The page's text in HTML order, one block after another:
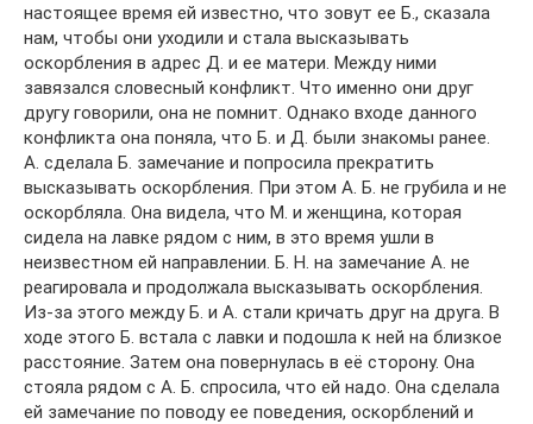
настоящее время ей известно, что зовут ее Б., сказала
нам, чтобы они уходили и стала высказывать
оскорбления в адрес Д. и ее матери. Между ними
завязался словесный конфликт. Что именно они друг
другу говорили, она не помнит. Однако входе данного
конфликта она поняла, что Б. и Д. были знакомы ранее.
А. сделала Б. замечание и попросила прекратить
высказывать ocкoрблeния. При этом А. Б. не грубила и не
оскорбляла. Она видела, что М. и женщина, которая
сидела на лавке рядом с ним, в это время ушли в
неизвестном ей направлении. Б. Н. на замечание А. не
реагировала и продолжала высказывать ocкoрблeния.
Из-за этого между Б. и А. стали кричать друг на друга. В
ходе этого Б. встала с лавки и подошла к ней на близкое
расстояние. Затем она повернулась в её сторону. Она
стояла рядом с А. Б. спросила, что ей надо. Она сделала
ей замечание по поводу ее поведения, оскорблений и